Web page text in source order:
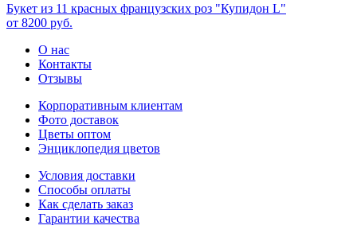
Букет из 11 красных французских роз "Купидон L"
от 8200 руб.
О нас
Контакты
Отзывы
Корпоративным клиентам
Фото доставок
Цветы оптом
Энциклопедия цветов
Условия доставки
Способы оплаты
Как сделать заказ
Гарантии качества